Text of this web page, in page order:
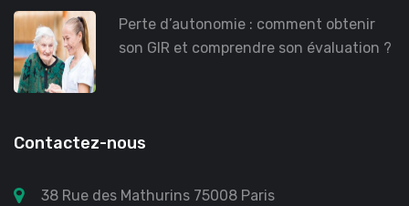
Perte d’autonomie : comment obtenir
son GIR et comprendre son évaluation ?
Contactez-nous
38 Rue des Mathurins 75008 Paris